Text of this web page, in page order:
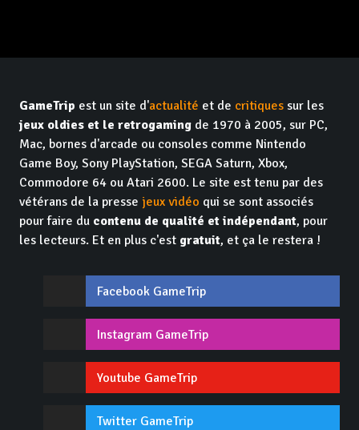
GameTrip est un site d'actualité et de critiques sur les
jeux oldies et le retrogaming de 1970 à 2005, sur PC,
Mac, bornes d'arcade ou consoles comme Nintendo
Game Boy, Sony PlayStation, SEGA Saturn, Xbox,
Commodore 64 ou Atari 2600. Le site est tenu par des
vétérans de la presse jeux vidéo qui se sont associés
pour faire du contenu de qualité et indépendant, pour
les lecteurs. Et en plus c'est gratuit, et ça le restera !
Facebook GameTrip
Instagram GameTrip
Youtube GameTrip
Twitter GameTrip